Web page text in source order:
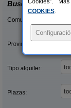
Buscar
Comunidades:
Provincias/Islas:
Tipo alquiler:
Plazas:
Cookies”.
COOKIES.